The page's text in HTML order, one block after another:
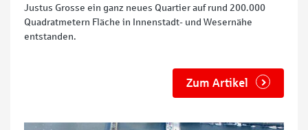
Justus Grosse ein ganz neues Quartier auf rund 200.000
Quadratmetern Fläche in Innenstadt- und Wesernähe
entstanden.
Zum Artikel